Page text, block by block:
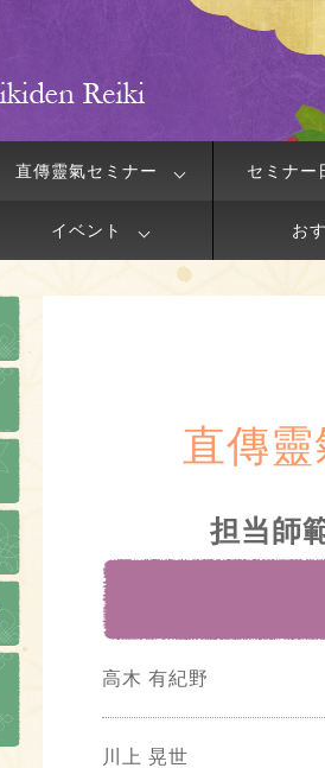
直傳靈氣セミナー セミナー
イベント お
直傳
担当師
高木 有紀野
川上 晃世